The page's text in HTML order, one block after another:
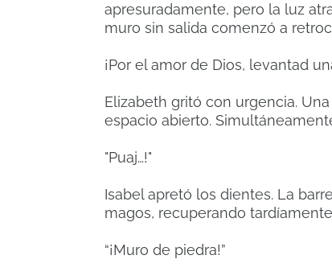
apresuradamente, pero la luz
muro sin salida comenzó a
¡Por el amor de Dios, levantad
Elizabeth gritó con urgencia.
espacio abierto.
"Puaj…!"
Isabel apretó los dientes. La
magos, recuperando
“¡Muro de piedra!”